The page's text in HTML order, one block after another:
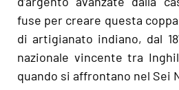
fuse per creare questa
di artigianato indiano, dal
nazionale vincente tra
quando si affrontano nel Sei